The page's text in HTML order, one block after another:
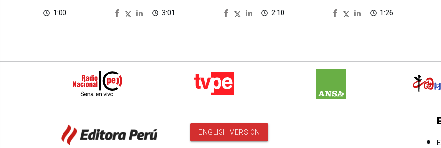
access_time 1:00 access_time 3:01 access_time 2:10 access_time 1:26
ENGLISH VERSION